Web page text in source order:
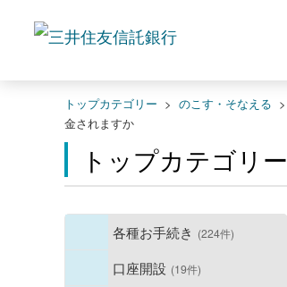
トップカテゴリー > のこす・そなえる >
金されますか
トップカテゴリー
各種お手続き (224件)
口座開設 (19件)